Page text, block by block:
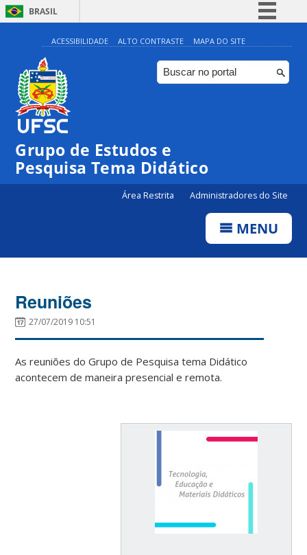
BRASIL
Simplifique!
Comunica BR
Participe
ACESSIBILIDADE ALTO CONTRASTE MAPA DO SITE
Grupo de Estudos e
Pesquisa Tema Didático
Área Restrita Administradores do Site
MENU
Reuniões
27/07/2019 10:51
As reuniões do Grupo de Pesquisa tema Didático
acontecem de maneira presencial e remota.